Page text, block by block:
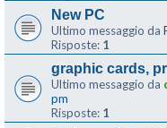
New PC
Ultimo messaggio da
Risposte: 1
graphic cards,
Ultimo messaggio da
pm
Risposte: 1